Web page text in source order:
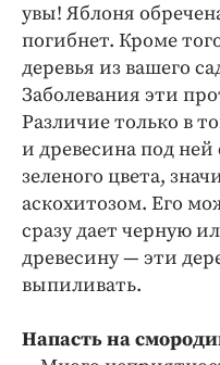
увы! Яблоня
погибнет. Кроме
деревья из вашего
Заболевания эти
Различие только в
и древесина под ней
зеленого цвета,
аскохитозом. Его
сразу дает черную
древесину — эти
выпиливать.
Напасть на